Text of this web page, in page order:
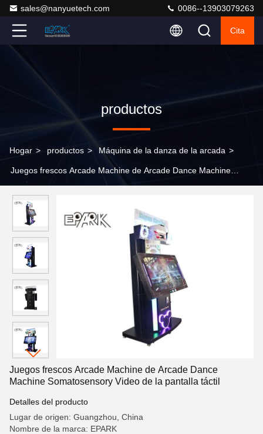
sales@nanyuetech.com 0086--13903079263
Cita
productos
Hogar > productos > Máquina de la danza de la arcada >
Juegos frescos Arcade Machine de Arcade Dance Machine
Juegos frescos Arcade Machine de Arcade Dance
Machine Somatosensory Video de la pantalla táctil
Detalles del producto
Lugar de origen: Guangzhou, China
Nombre de la marca: EPARK